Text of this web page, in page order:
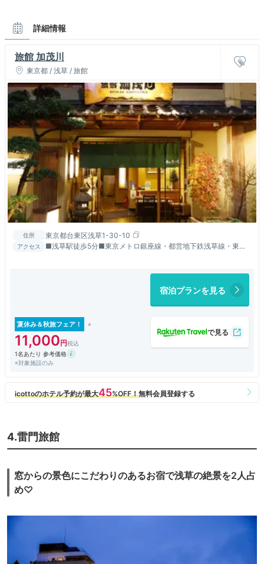
詳細情報
旅館 加茂川
東京都 / 浅草 / 旅館
住所 東京都台東区浅草1-30-10
アクセス
■浅草駅徒歩5分■東京メトロ銀座線・都営地下鉄浅草線・東武
宿泊プランを見る
夏休み＆秋旅フェア！
11,000
1名あたり 参考価格
※対象施設のみ
4.雷門旅館
窓からの景色にこだわりのあるお宿で浅草の絶景を2人占
め♡